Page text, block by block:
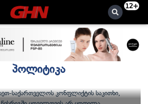
12+
პოლიტიკა